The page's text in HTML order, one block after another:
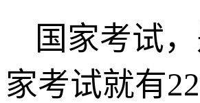
国家考试
家考试就有